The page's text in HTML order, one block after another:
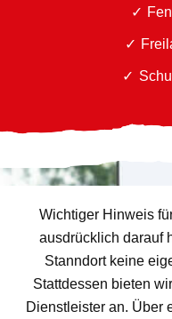
Wichtiger Hinweis
ausdrücklich darauf
Stanndort keine
Stattdessen bieten
Dienstleister an. Über